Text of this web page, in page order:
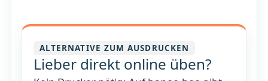
ALTERNATIVE ZUM AUSDRUCKEN
Lieber direkt online üben?